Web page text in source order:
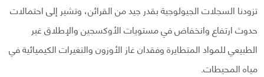
تزودنا السجلات الجيولوجية بقدر جيد من القرائن، وتشير إلى احتمالات
حدوث ارتفاع وانخفاض في مستويات الأوكسجين والإطلاق غير
الطبيعي للمواد المتطايرة وفقدان غاز الأوزون والتغيرات الكيميائية في
مياه المحيطات.